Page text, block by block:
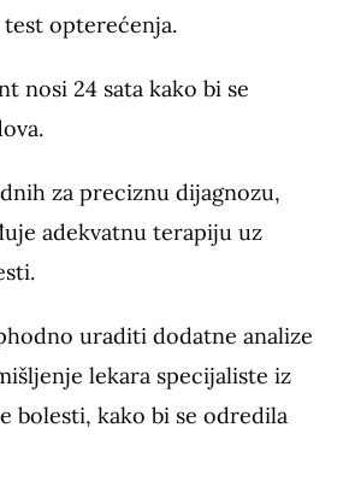
opterećenja.
nosi 24 sata kako bi se
za preciznu dijagnozu,
adekvatnu terapiju uz
uraditi dodatne analize
lekara specijaliste iz
bolesti, kako bi se odredila